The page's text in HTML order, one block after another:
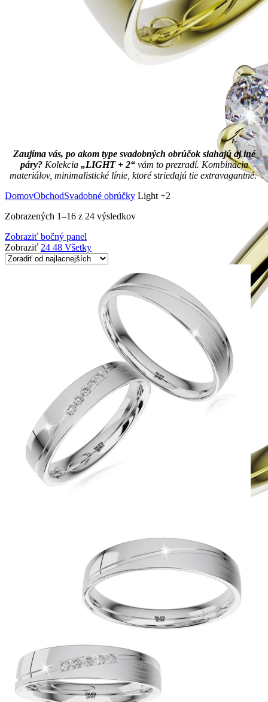
Zaujíma vás, po akom type svadobných obrúčok siahajú aj iné
páry?Kolekcia „LIGHT + 2“vám to prezradí. Kombinácia
materiálov, minimalistické línie, ktoré striedajú tie extravagantné.
DomovObchodSvadobné obrúčky Light +2
Zobrazených 1–16 z 24 výsledkov
Zobraziť bočný panel
Zobraziť 24 48 Všetky